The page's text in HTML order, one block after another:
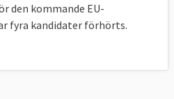
den kommande EU-
fyra kandidater förhörts.